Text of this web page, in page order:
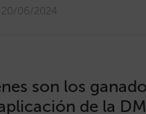
20/06/2024
son los
de la